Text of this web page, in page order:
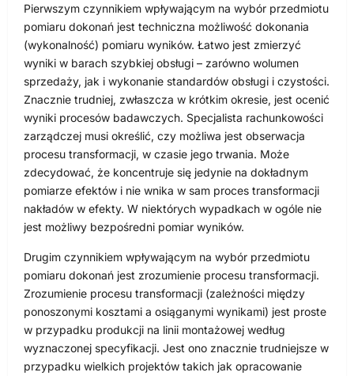
Pierwszym czynnikiem wpływającym na wybór przedmiotu
pomiaru dokonań jest techniczna możliwość dokonania
(wykonalność) pomiaru wyników. Łatwo jest zmierzyć
wyniki w barach szybkiej obsługi – zarówno wolumen
sprzedaży, jak i wykonanie standardów obsługi i czystości.
Znacznie trudniej, zwłaszcza w krótkim okresie, jest ocenić
wyniki procesów badawczych. Specjalista rachunkowości
zarządczej musi określić, czy możliwa jest obserwacja
procesu transformacji, w czasie jego trwania. Może
zdecydować, że koncentruje się jedynie na dokładnym
pomiarze efektów i nie wnika w sam proces transformacji
nakładów w efekty. W niektórych wypadkach w ogóle nie
jest możliwy bezpośredni pomiar wyników.
Drugim czynnikiem wpływającym na wybór przedmiotu
pomiaru dokonań jest zrozumienie procesu transformacji.
Zrozumienie procesu transformacji (zależności między
ponoszonymi kosztami a osiąganymi wynikami) jest proste
w przypadku produkcji na linii montażowej według
wyznaczonej specyfikacji. Jest ono znacznie trudniejsze w
przypadku wielkich projektów takich jak opracowanie